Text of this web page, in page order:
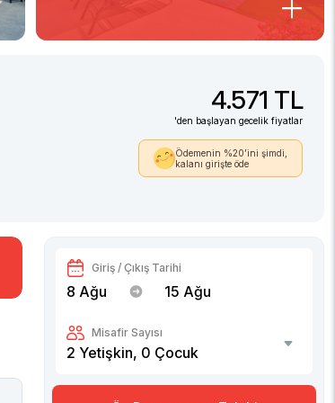
4.571 TL
'den başlayan gecelik fiyatlar
Ödemenin %20’ini şimdi,
kalanı girişte öde
Giriş / Çıkış Tarihi
8 Ağu 15 Ağu
Misafir Sayısı
2 Yetişkin, 0 Çocuk